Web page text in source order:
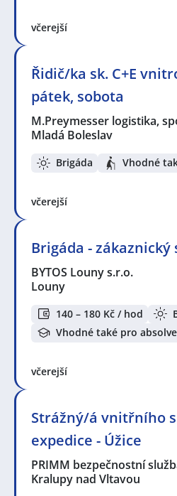
včerejší
Řidič/ka sk. C+E
pátek, sobota
M.Preymesser logistika,
Mladá Boleslav
Brigáda Vhodné
včerejší
Brigáda - zákaznický
BYTOS Louny s.r.o.
Louny
140 – 180 Kč / hod
Vhodné také pro
včerejší
Strážný/á vnitřního
expedice - Úžice
PRIMM bezpečnostní
Kralupy nad Vltavou